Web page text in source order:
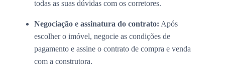
todas as suas dúvidas com os corretores.
Negociação e assinatura do contrato: Após
escolher o imóvel, negocie as condições de
pagamento e assine o contrato de compra e venda
com a construtora.